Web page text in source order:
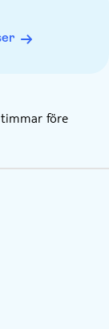
walking pace
does not include
före